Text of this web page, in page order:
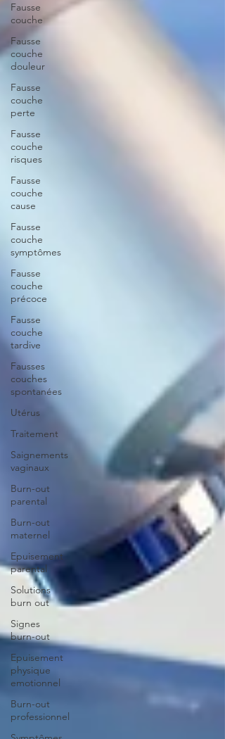
Fausse
couche
Fausse
couche
douleur
Fausse
couche
perte
Fausse
couche
risques
Fausse
couche
cause
Fausse
couche
symptômes
Fausse
couche
précoce
Fausse
couche
tardive
Fausses
couches
spontanées
Utérus
Traitement
Saignements
vaginaux
Burn-out
parental
Burn-out
maternel
Epuisement
parental
Solutions
burn out
Signes
burn-out
Epuisement
physique
emotionnel
Burn-out
professionnel